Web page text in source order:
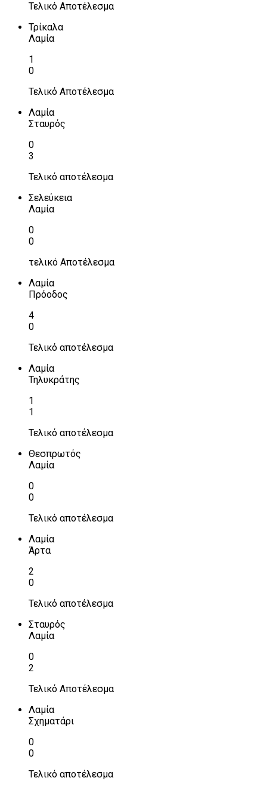
Τελικό Αποτέλεσμα
Τρίκαλα
Λαμία
1
0
Τελικό Αποτέλεσμα
Λαμία
Σταυρός
0
3
Τελικό αποτέλεσμα
Σελεύκεια
Λαμία
0
0
τελικό Αποτέλεσμα
Λαμία
Πρόοδος
4
0
Τελικό αποτέλεσμα
Λαμία
Τηλυκράτης
1
1
Τελικό αποτέλεσμα
Θεσπρωτός
Λαμία
0
0
Τελικό αποτέλεσμα
Λαμία
Άρτα
2
0
Τελικό αποτέλεσμα
Σταυρός
Λαμία
0
2
Τελικό Αποτέλεσμα
Λαμία
Σχηματάρι
0
0
Τελικό αποτέλεσμα